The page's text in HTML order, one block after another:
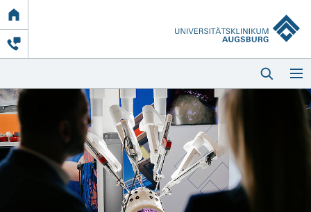
Link
zur
Startseite